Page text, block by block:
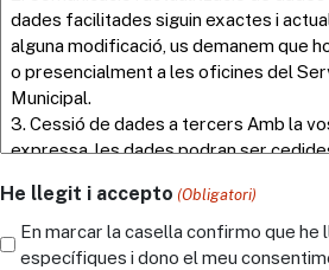
He llegit i accepto (Obligatori)
En marcar la casella confirmo que he
específiques i dono el meu